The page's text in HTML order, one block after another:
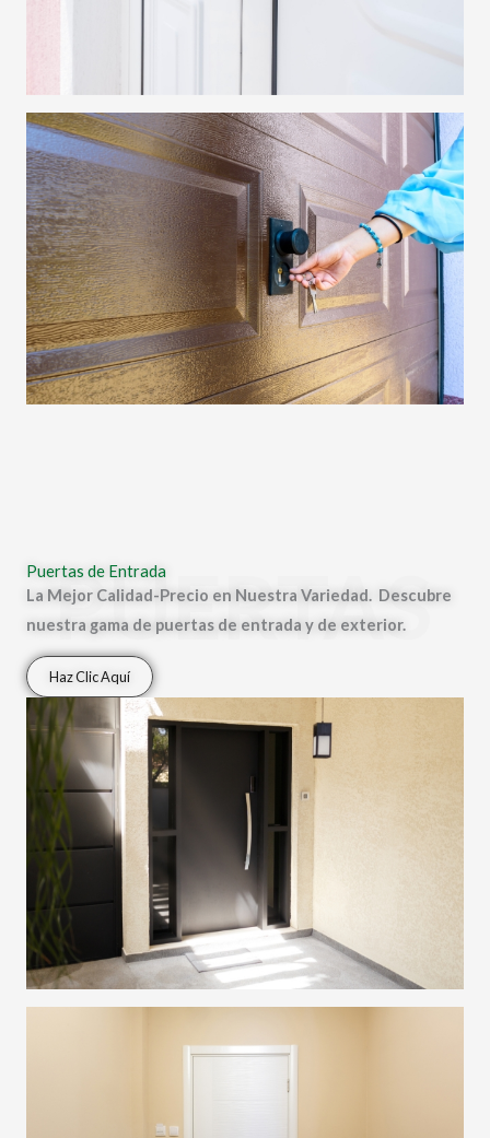
PUERTAS
Puertas de Entrada
La Mejor Calidad-Precio en Nuestra Variedad. Descubre
nuestra gama de puertas de entrada y de exterior.
Haz Clic Aquí